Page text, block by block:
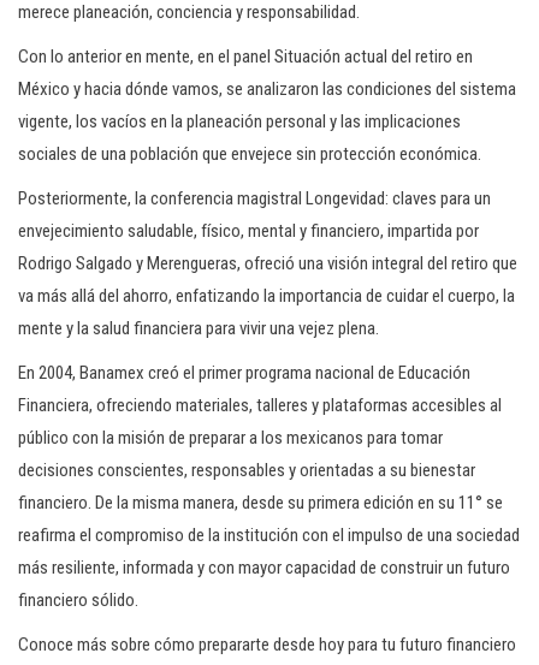
merece planeación, conciencia y responsabilidad.
Con lo anterior en mente, en el panel Situación actual del retiro en
México y hacia dónde vamos, se analizaron las condiciones del sistema
vigente, los vacíos en la planeación personal y las implicaciones
sociales de una población que envejece sin protección económica.
Posteriormente, la conferencia magistral Longevidad: claves para un
envejecimiento saludable, físico, mental y financiero, impartida por
Rodrigo Salgado y Merengueras, ofreció una visión integral del retiro que
va más allá del ahorro, enfatizando la importancia de cuidar el cuerpo, la
mente y la salud financiera para vivir una vejez plena.
En 2004, Banamex creó el primer programa nacional de Educación
Financiera, ofreciendo materiales, talleres y plataformas accesibles al
público con la misión de preparar a los mexicanos para tomar
decisiones conscientes, responsables y orientadas a su bienestar
financiero. De la misma manera, desde su primera edición en su 11° se
reafirma el compromiso de la institución con el impulso de una sociedad
más resiliente, informada y con mayor capacidad de construir un futuro
financiero sólido.
Conoce más sobre cómo prepararte desde hoy para tu futuro financiero